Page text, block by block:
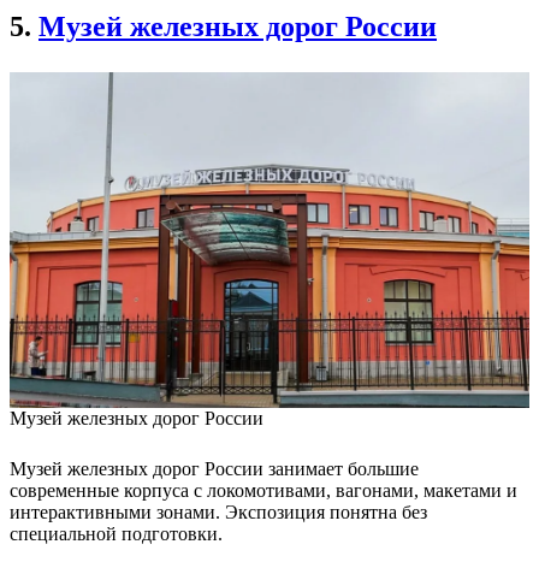
5. Музей железных дорог России
Музей железных дорог России
Музей железных дорог России занимает большие
современные корпуса с локомотивами, вагонами, макетами и
интерактивными зонами. Экспозиция понятна без
специальной подготовки.